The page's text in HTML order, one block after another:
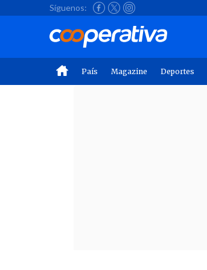
Síguenos:
País Magazine Deportes